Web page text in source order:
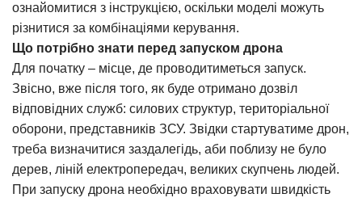
ознайомитися з інструкцією, оскільки моделі можуть
різнитися за комбінаціями керування.
Що потрібно знати перед запуском дрона
Для початку – місце, де проводитиметься запуск.
Звісно, вже після того, як буде отримано дозвіл
відповідних служб: силових структур, територіальної
оборони, представників ЗСУ. Звідки стартуватиме дрон,
треба визначитися заздалегідь, аби поблизу не було
дерев, ліній електропередач, великих скупчень людей.
При запуску дрона необхідно враховувати швидкість